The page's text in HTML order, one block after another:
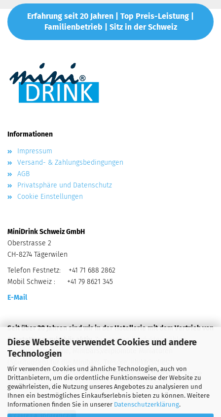
Diese Webseite verwendet Cookies und andere
Technologien
Wir verwenden Cookies und ähnliche Technologien, auch von
Drittanbietern, um die ordentliche Funktionsweise der Website zu
gewährleisten, die Nutzung unseres Angebotes zu analysieren und
Ihnen ein bestmögliches Einkaufserlebnis bieten zu können. Weitere
Informationen finden Sie in unserer Datenschutzerklärung.
Erfahrung seit 20 Jahren | Top Preis-Leistung |
Familienbetrieb | Sitz in der Schweiz
Informationen
Impressum
Versand- & Zahlungsbedingungen
AGB
Privatsphäre und Datenschutz
Cookie Einstellungen
MiniDrink Schweiz GmbH
Oberstrasse 2
CH-8274 Tägerwilen
Telefon Festnetz: +41 71 688 2862
Mobil Schweiz : +41 79 8621 345
E-Mail
Seit über 20 Jahren sind wir in der Hotellerie mit dem Vertrieb von
Ausstattungszubehör aktiv.Zu unseren Produkten zählen
Türschliesssysteme, Minibars,verplombte Miniaturen
Badezimmerzubehör von Starmix (Föhns, Handtrockner) sowie
Kosmetikspiegel.
Vertrag widerrufen